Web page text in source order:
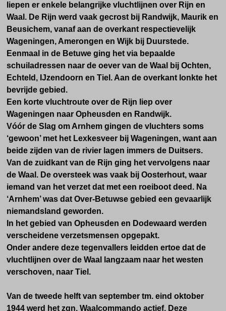
liepen er enkele belangrijke vluchtlijnen over Rijn en
Waal. De Rijn werd vaak gecrost bij Randwijk, Maurik en
Beusichem, vanaf aan de overkant respectievelijk
Wageningen, Amerongen en Wijk bij Duurstede.
Eenmaal in de Betuwe ging het via bepaalde
schuiladressen naar de oever van de Waal bij Ochten,
Echteld, IJzendoorn en Tiel. Aan de overkant lonkte het
bevrijde gebied.
Een korte vluchtroute over de Rijn liep over
Wageningen naar Opheusden en Randwijk.
Vóór de Slag om Arnhem gingen de vluchters soms
‘gewoon’ met het Lexkesveer bij Wageningen, want aan
beide zijden van de rivier lagen immers de Duitsers.
Van de zuidkant van de Rijn ging het vervolgens naar
de Waal. De oversteek was vaak bij Oosterhout, waar
iemand van het verzet dat met een roeiboot deed. Na
‘Arnhem’ was dat Over-Betuwse gebied een gevaarlijk
niemandsland geworden.
In het gebied van Opheusden en Dodewaard werden
verscheidene verzetsmensen opgepakt.
Onder andere deze tegenvallers leidden ertoe dat de
vluchtlijnen over de Waal langzaam naar het westen
verschoven, naar Tiel.
Van de tweede helft van september tm. eind oktober
1944 werd het zgn. Waalcommando actief. Deze